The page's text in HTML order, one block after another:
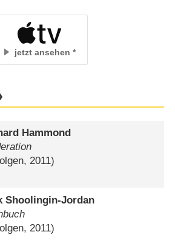
jetzt ansehen
Hammond
2011)
Shoolingin-Jordan
2011)